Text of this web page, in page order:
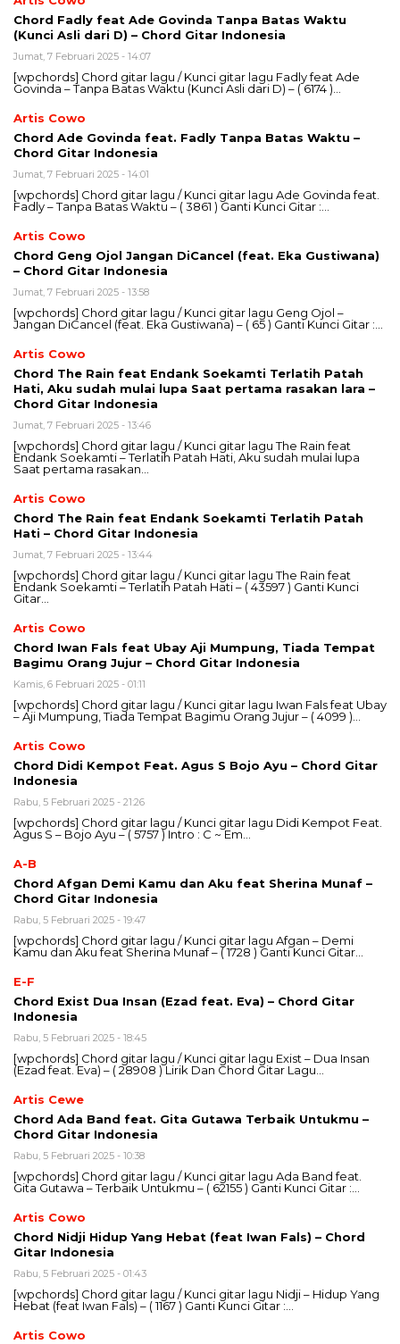
Chord Fadly feat Ade Govinda Tanpa Batas Waktu
(Kunci Asli dari D) – Chord Gitar Indonesia
Jumat, 7 Februari 2025 - 14:07
[wpchords] Chord gitar lagu / Kunci gitar lagu Fadly feat Ade
Govinda – Tanpa Batas Waktu (Kunci Asli dari D) – ( 6174 )…
Artis Cowo
Chord Ade Govinda feat. Fadly Tanpa Batas Waktu –
Chord Gitar Indonesia
Jumat, 7 Februari 2025 - 14:01
[wpchords] Chord gitar lagu / Kunci gitar lagu Ade Govinda feat.
Fadly – Tanpa Batas Waktu – ( 3861 ) Ganti Kunci Gitar :…
Artis Cowo
Chord Geng Ojol Jangan DiCancel (feat. Eka Gustiwana)
– Chord Gitar Indonesia
Jumat, 7 Februari 2025 - 13:58
[wpchords] Chord gitar lagu / Kunci gitar lagu Geng Ojol –
Jangan DiCancel (feat. Eka Gustiwana) – ( 65 ) Ganti Kunci Gitar :…
Artis Cowo
Chord The Rain feat Endank Soekamti Terlatih Patah
Hati, Aku sudah mulai lupa Saat pertama rasakan lara –
Chord Gitar Indonesia
Jumat, 7 Februari 2025 - 13:46
[wpchords] Chord gitar lagu / Kunci gitar lagu The Rain feat
Endank Soekamti – Terlatih Patah Hati, Aku sudah mulai lupa
Saat pertama rasakan…
Artis Cowo
Chord The Rain feat Endank Soekamti Terlatih Patah
Hati – Chord Gitar Indonesia
Jumat, 7 Februari 2025 - 13:44
[wpchords] Chord gitar lagu / Kunci gitar lagu The Rain feat
Endank Soekamti – Terlatih Patah Hati – ( 43597 ) Ganti Kunci
Gitar…
Artis Cowo
Chord Iwan Fals feat Ubay Aji Mumpung, Tiada Tempat
Bagimu Orang Jujur – Chord Gitar Indonesia
Kamis, 6 Februari 2025 - 01:11
[wpchords] Chord gitar lagu / Kunci gitar lagu Iwan Fals feat Ubay
– Aji Mumpung, Tiada Tempat Bagimu Orang Jujur – ( 4099 )…
Artis Cowo
Chord Didi Kempot Feat. Agus S Bojo Ayu – Chord Gitar
Indonesia
Rabu, 5 Februari 2025 - 21:26
[wpchords] Chord gitar lagu / Kunci gitar lagu Didi Kempot Feat.
Agus S – Bojo Ayu – ( 5757 ) Intro : C ~ Em…
A-B
Chord Afgan Demi Kamu dan Aku feat Sherina Munaf –
Chord Gitar Indonesia
Rabu, 5 Februari 2025 - 19:47
[wpchords] Chord gitar lagu / Kunci gitar lagu Afgan – Demi
Kamu dan Aku feat Sherina Munaf – ( 1728 ) Ganti Kunci Gitar…
E-F
Chord Exist Dua Insan (Ezad feat. Eva) – Chord Gitar
Indonesia
Rabu, 5 Februari 2025 - 18:45
[wpchords] Chord gitar lagu / Kunci gitar lagu Exist – Dua Insan
(Ezad feat. Eva) – ( 28908 ) Lirik Dan Chord Gitar Lagu…
Artis Cewe
Chord Ada Band feat. Gita Gutawa Terbaik Untukmu –
Chord Gitar Indonesia
Rabu, 5 Februari 2025 - 10:38
[wpchords] Chord gitar lagu / Kunci gitar lagu Ada Band feat.
Gita Gutawa – Terbaik Untukmu – ( 62155 ) Ganti Kunci Gitar :…
Artis Cowo
Chord Nidji Hidup Yang Hebat (feat Iwan Fals) – Chord
Gitar Indonesia
Rabu, 5 Februari 2025 - 01:43
[wpchords] Chord gitar lagu / Kunci gitar lagu Nidji – Hidup Yang
Hebat (feat Iwan Fals) – ( 1167 ) Ganti Kunci Gitar :…
Artis Cowo